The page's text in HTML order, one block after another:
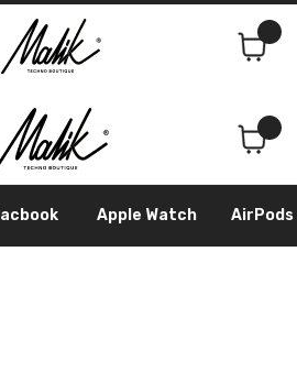
Поиск
Apple Watch